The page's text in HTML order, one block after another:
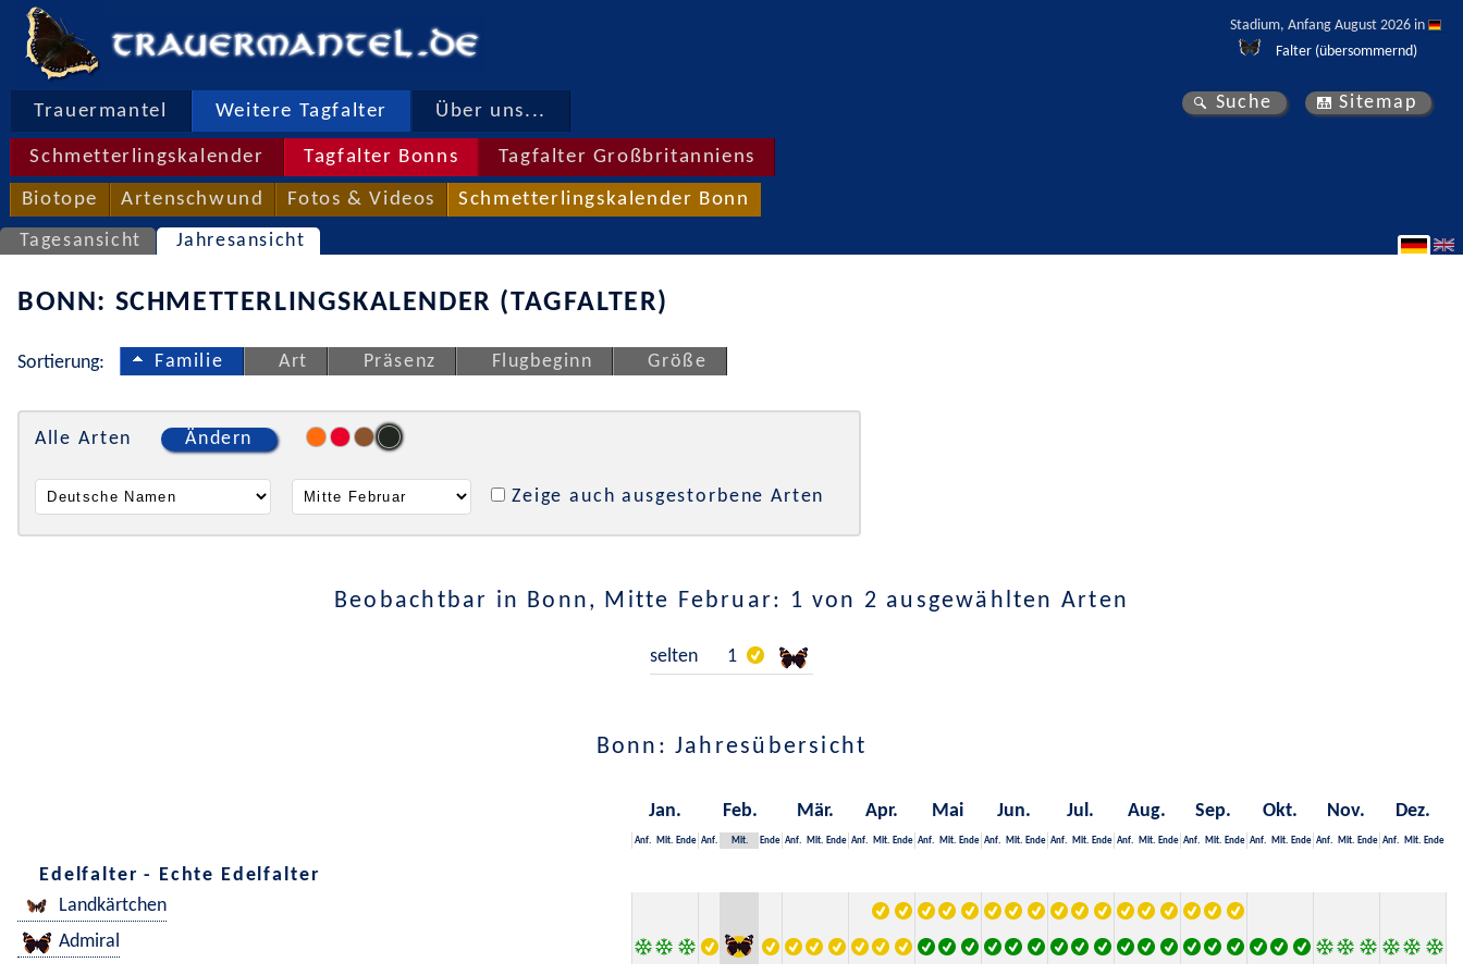
Stadium, Anfang August 2026 in
Falter (übersommernd)
Trauermantel Weitere Tagfalter Über uns...
Schmetterlingskalender Tagfalter Bonns Tagfalter Großbritanniens
Biotope Artenschwund Fotos & Videos Schmetterlingskalender Bonn
Suche Sitemap
Tagesansicht Jahresansicht
BONN: SCHMETTERLINGSKALENDER (TAGFALTER)
Sortierung: Familie Art Präsenz Flugbeginn Größe
Alle Arten Ändern
Zeige auch ausgestorbene Arten
Beobachtbar in Bonn, Mitte Februar: 1 von 2 ausgewählten Arten
selten 1
Bonn: Jahresübersicht
Jan. Feb. Mär. Apr. Mai Jun. Jul. Aug. Sep. Okt. Nov. Dez.
Anf. Mit. Ende Anf. Mit. Ende Anf. Mit. Ende Anf. Mit. Ende Anf. Mit. Ende Anf. Mit. Ende Anf. Mit. Ende Anf. Mit. Ende Anf. Mit. Ende Anf. Mit. Ende Anf. Mit. Ende Anf. Mit. Ende
Edelfalter - Echte Edelfalter
Landkärtchen
Admiral